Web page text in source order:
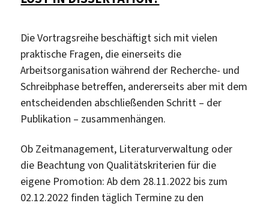
Die Vortragsreihe beschäftigt sich mit vielen
praktische Fragen, die einerseits die
Arbeitsorganisation während der Recherche- und
Schreibphase betreffen, andererseits aber mit dem
entscheidenden abschließenden Schritt – der
Publikation – zusammenhängen.
Ob Zeitmanagement, Literaturverwaltung oder
die Beachtung von Qualitätskriterien für die
eigene Promotion: Ab dem 28.11.2022 bis zum
02.12.2022 finden täglich Termine zu den